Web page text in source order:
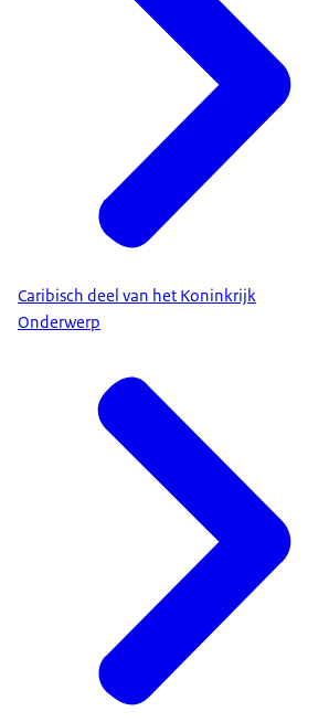
Caribisch deel van het Koninkrijk
Onderwerp